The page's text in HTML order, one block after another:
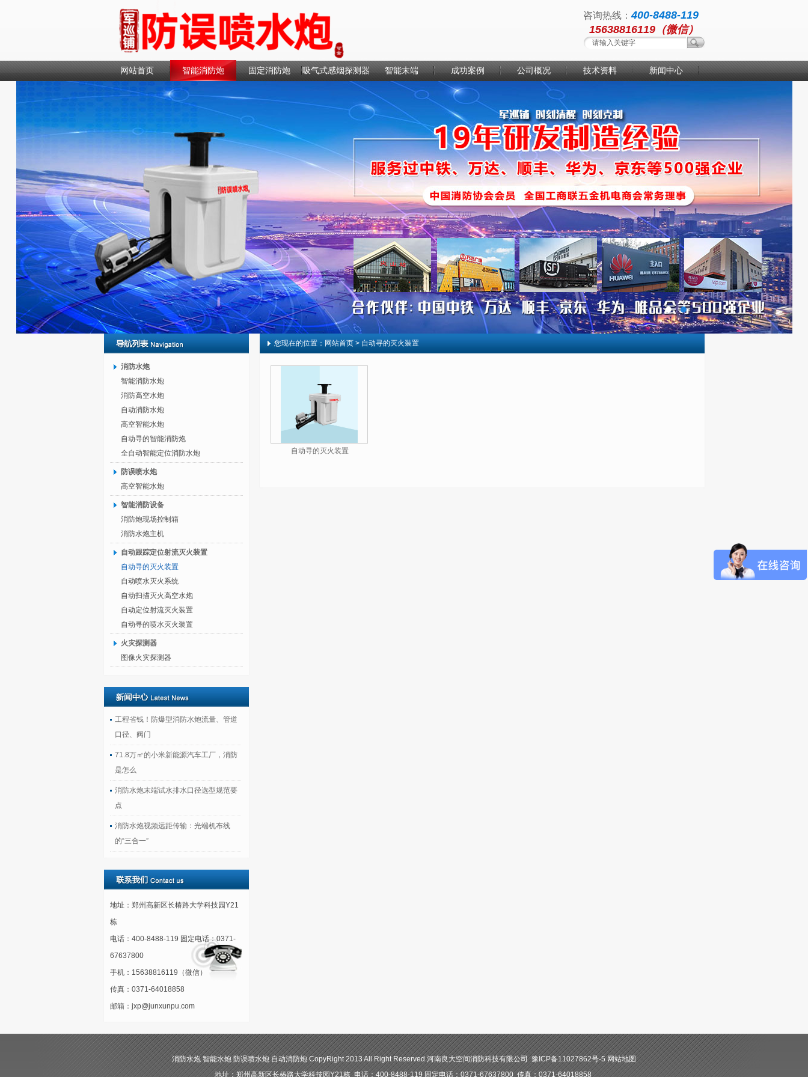
咨询热线：400-8488-119
15638816119（微信）
网站首页 智能消防炮 固定消防炮 吸气式感烟探测器 智能末端 成功案例 公司概况 技术资料 新闻中心
联系我们
消防水炮
智能消防水炮
消防高空水炮
自动消防水炮
高空智能水炮
自动寻的智能消防炮
全自动智能定位消防水炮
防误喷水炮
高空智能水炮
智能消防设备
消防炮现场控制箱
消防水炮主机
自动跟踪定位射流灭火装置
自动寻的灭火装置
自动喷水灭火系统
自动扫描灭火高空水炮
自动定位射流灭火装置
自动寻的喷水灭火装置
火灾探测器
图像火灾探测器
工程省钱！防爆型消防水炮流量、管道
口径、阀门
71.8万㎡的小米新能源汽车工厂，消防
是怎么
消防水炮末端试水排水口径选型规范要
点
消防水炮视频远距传输：光端机布线
的“三合一”
地址：郑州高新区长椿路大学科技园Y21
栋
电话：400-8488-119 固定电话：0371-
67637800
手机：15638816119（微信）
传真：0371-64018858
邮箱：jxp@junxunpu.com
您现在的位置： 网站首页> 自动寻的灭火装置
自动寻的灭火装置
消防水炮 智能水炮 防误喷水炮 自动消防炮 CopyRight 2013 All Right Reserved 河南良大空间消防科技有限公司 豫ICP备11027862号-5网站地图
地址：郑州高新区长椿路大学科技园Y21栋 电话：400-8488-119 固定电话：0371-67637800 传真：0371-64018858